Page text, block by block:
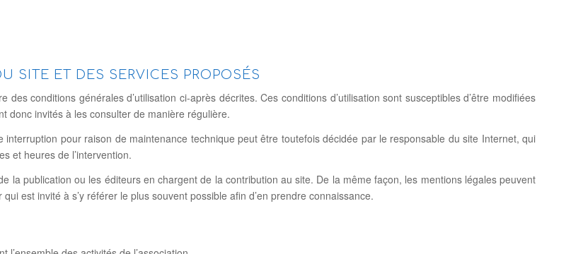
SITE ET DES SERVICES PROPOSÉS
des conditions générales d’utilisation ci-après décrites. Ces conditions d’utilisation sont susceptibles d’être modifiées
donc invités à les consulter de manière régulière.
pour raison de maintenance technique peut être toutefois décidée par le responsable du site Internet, qui
et heures de l’intervention.
la publication ou les éditeurs en chargent de la contribution au site. De la même façon, les mentions légales peuvent
est invité à s’y référer le plus souvent possible afin d’en prendre connaissance.